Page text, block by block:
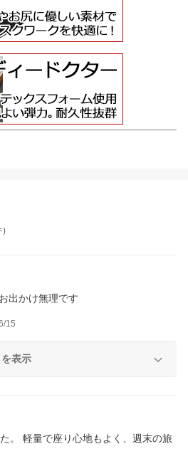
出かけ無理です
15
表示
。 軽量で座り心地もよく、週末の旅